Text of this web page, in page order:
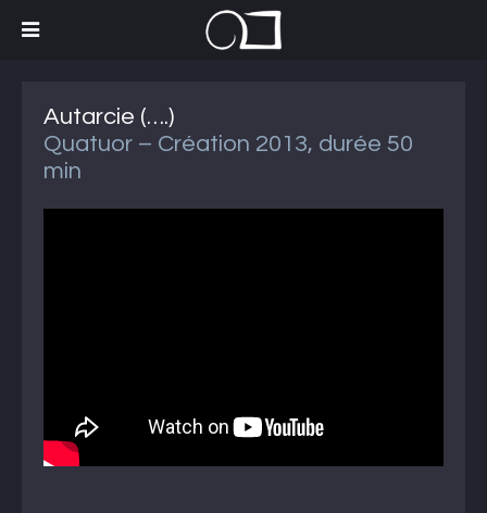
Autarcie (….)
Quatuor – Création 2013, durée 50
min